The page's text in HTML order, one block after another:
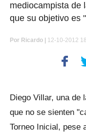
mediocampista de
que su objetivo es
Por Ricardo | 12-10-2012
Diego Villar, una de
que no se sienten
Torneo Inicial, pese